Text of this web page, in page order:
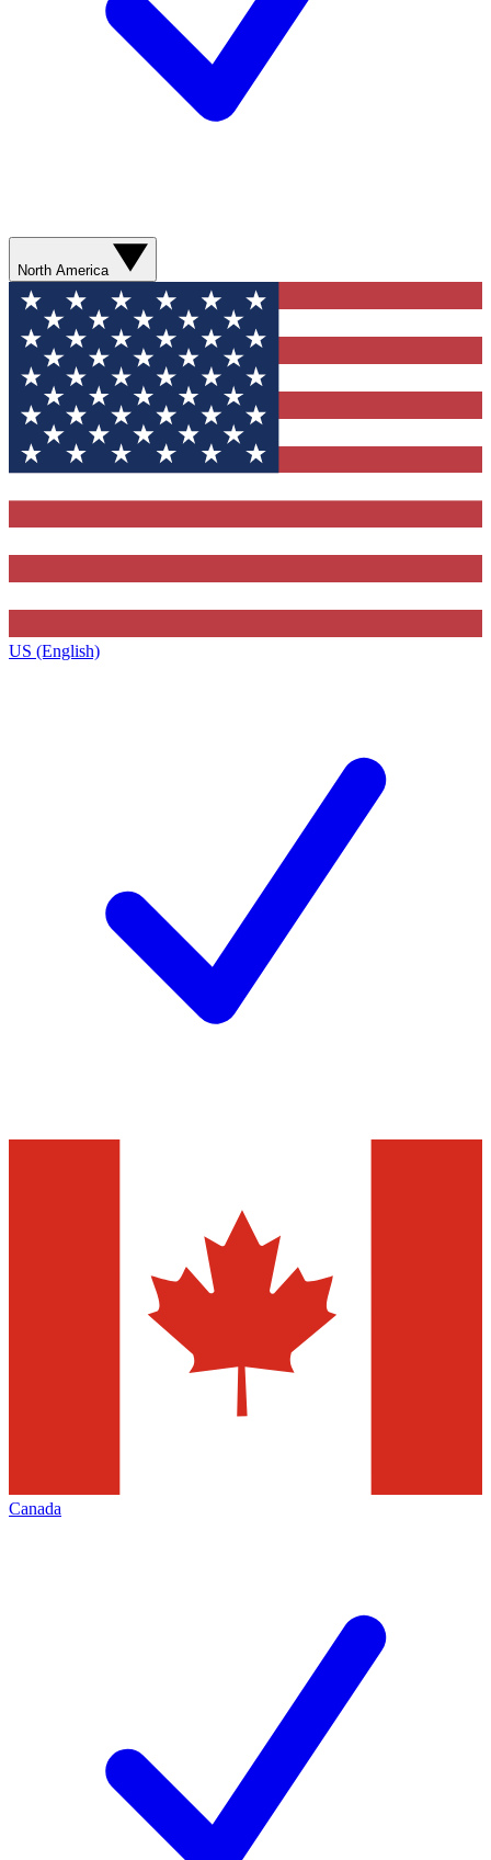
North America
US (English)
Canada